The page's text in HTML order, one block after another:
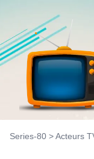
Series-80 >Acteurs